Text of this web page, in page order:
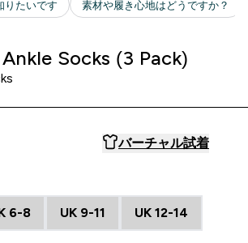
Socks (3 Pack)
バーチャル試着
6-8 UK 9-11 UK 12-14